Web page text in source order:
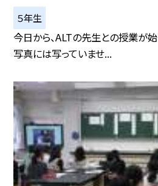
５年生
今日から、ALTの先生との授業が始
写真には写っていませ...